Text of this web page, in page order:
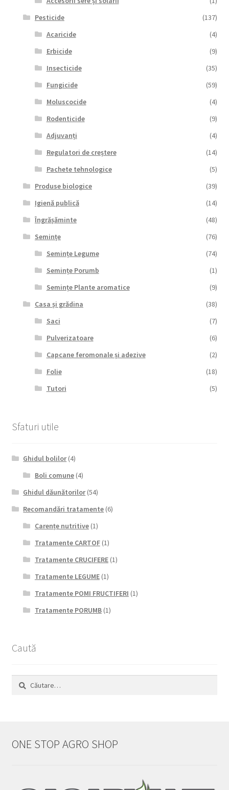
Pesticide
(137)
Acaricide
(4)
Erbicide
(9)
Insecticide
(35)
Fungicide
(59)
Moluscocide
(4)
Rodenticide
(9)
Adjuvanți
(4)
Regulatori de creștere
(14)
Pachete tehnologice
(5)
Produse biologice
(39)
Igienă publică
(14)
Îngrășăminte
(48)
Semințe
(76)
Semințe Legume
(74)
Semințe Porumb
(1)
Semințe Plante aromatice
(9)
Casa și grădina
(38)
Saci
(7)
Pulverizatoare
(6)
Capcane feromonale și adezive
(2)
Folie
(18)
Tutori
(5)
Sfaturi utile
Ghidul bolilor(4)
Boli comune(4)
Ghidul dăunătorilor(54)
Recomandări tratamente (6)
Carențe nutritive(1)
Tratamente CARTOF(1)
Tratamente CRUCIFERE(1)
Tratamente LEGUME(1)
Tratamente POMI FRUCTIFERI (1)
Tratamente PORUMB(1)
Caută
Caută
ONE STOP AGRO SHOP